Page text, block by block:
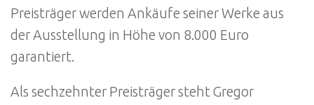
Preisträger werden Ankäufe seiner Werke aus
der Ausstellung in Höhe von 8.000 Euro
garantiert.
Als sechzehnter Preisträger steht Gregor